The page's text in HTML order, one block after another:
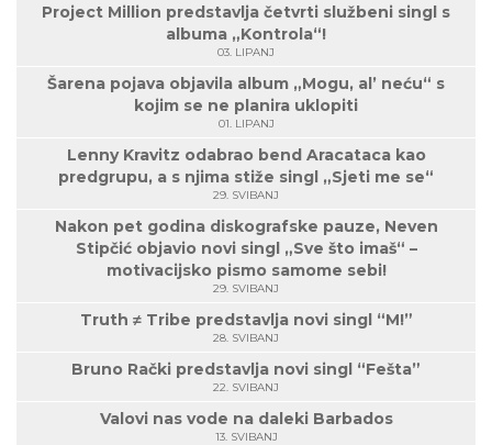
Project Million predstavlja četvrti službeni singl s
albuma „Kontrola“!
03. LIPANJ
Šarena pojava objavila album „Mogu, al’ neću“ s
kojim se ne planira uklopiti
01. LIPANJ
Lenny Kravitz odabrao bend Aracataca kao
predgrupu, a s njima stiže singl „Sjeti me se“
29. SVIBANJ
Nakon pet godina diskografske pauze, Neven
Stipčić objavio novi singl „Sve što imaš“ –
motivacijsko pismo samome sebi!
29. SVIBANJ
Truth ≠ Tribe predstavlja novi singl “M!”
28. SVIBANJ
Bruno Rački predstavlja novi singl “Fešta”
22. SVIBANJ
Valovi nas vode na daleki Barbados
13. SVIBANJ